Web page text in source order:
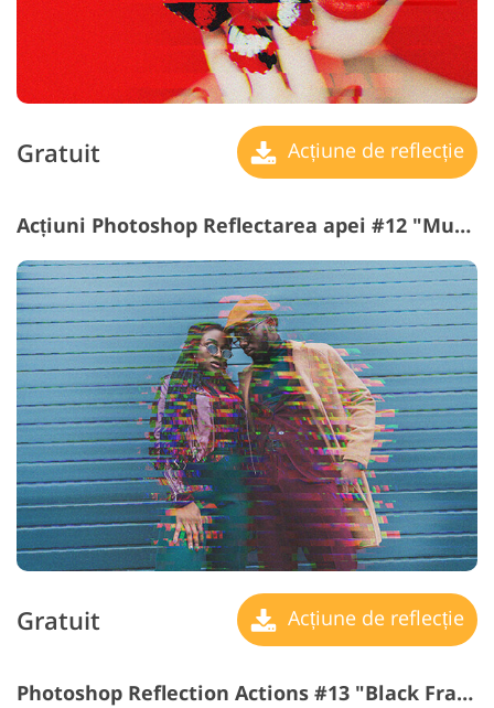
Gratuit Acțiune de reflecție
Acțiuni Photoshop Reflectarea apei #12 "Music Inside"
Gratuit Acțiune de reflecție
Photoshop Reflection Actions #13 "Black Frame"